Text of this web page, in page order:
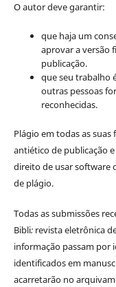
O autor deve garantir:
que haja um
aprovar a versão
publicação.
que seu trabalho
outras pessoas
reconhecidas.
Plágio em todas as
antiético de publicação
direito de usar software
de plágio.
Todas as submissões
Bibli: revista eletrônica
informaçãopassam por
identificados em
acarretarão no